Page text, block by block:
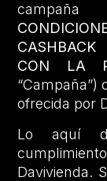
campaña
CON LA
“Campaña”)
ofrecida por
Lo aquí
Davivienda.